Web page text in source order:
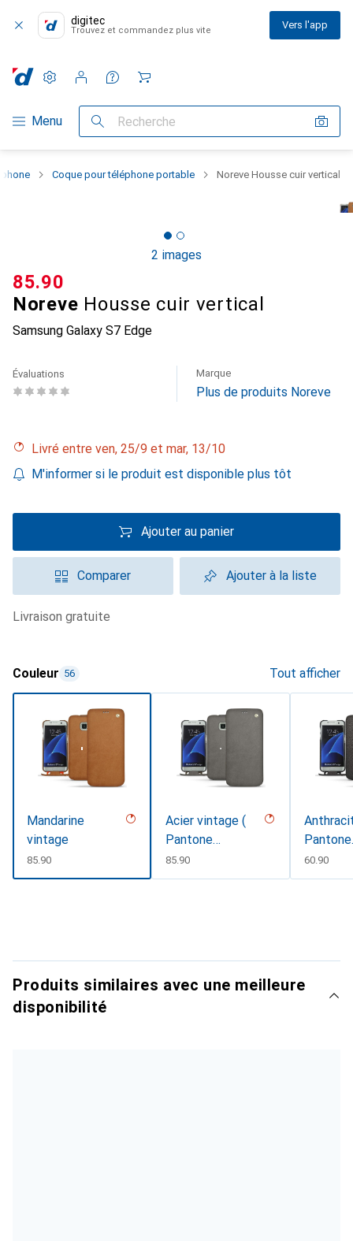
digitec
Trouvez et commandez plus vite Vers l'app
Navigation par catégorie
Menu Recherche
Paramètres
Compte client
Listes de comparaison
Listes d'envies
Panier
Coque pour téléphone portable Noreve Housse cuir vertical
2 images
Noreve Housse cuir vertical
Samsung Galaxy S7 Edge
CHF
85.90
Évaluations Marque
Plus de produits Noreve
Livré entre ven, 25/9 et mar, 13/10
M'informer si le produit est disponible plus tôt
Ajouter au panier
Comparer Ajouter à la liste
livraison gratuite
Couleur 56 Tout afficher
Mandarine
vintage
CHF
85.90
Acier vintage (
Pantone
#d85827b )
CHF
85.90
Pantone
CHF
60.90
Produits similaires avec une meilleure
disponibilité